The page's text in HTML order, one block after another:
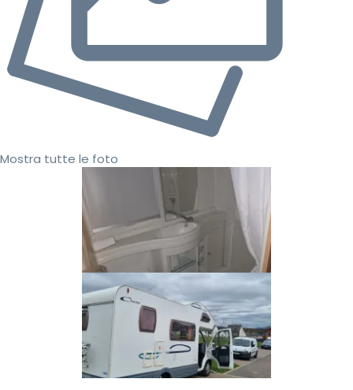
Mostra tutte le foto